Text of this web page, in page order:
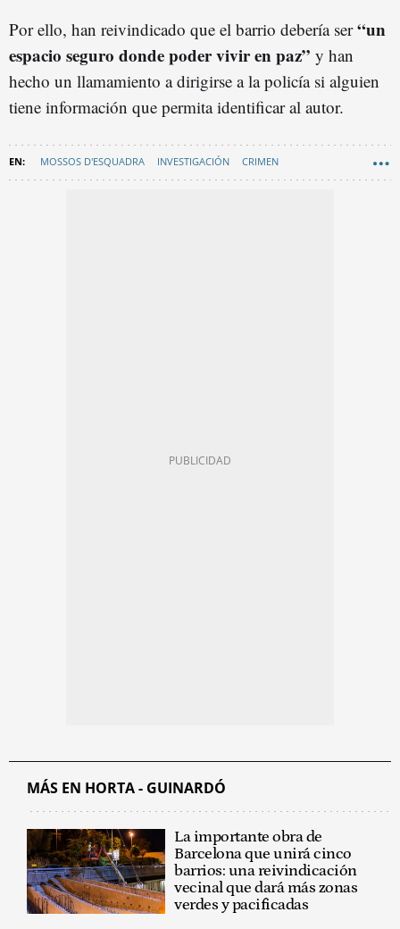
Por ello, han reivindicado que el barrio debería ser“un
espacio seguro donde poder vivir en paz” y han
hecho un llamamiento a dirigirse a la policía si alguien
tiene información que permita identificar al autor.
MOSSOS D'ESQUADRA INVESTIGACIÓN CRIMEN
MÁS EN HORTA - GUINARDÓ
La importante obra de
Barcelona que unirá cinco
barrios: una reivindicación
vecinal que dará más zonas
verdes y pacificadas